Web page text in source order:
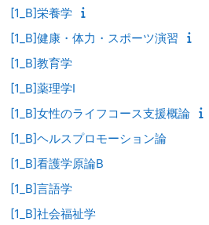
[1_B]栄養学
[1_B]健康・体力・スポーツ演習
[1_B]教育学
[1_B]薬理学Ⅰ
[1_B]女性のライフコース支援概論
[1_B]ヘルスプロモーション論
[1_B]看護学原論B
[1_B]言語学
[1_B]社会福祉学